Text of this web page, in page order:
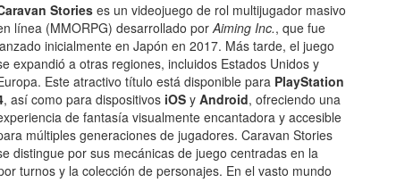
Storieses un videojuego de rol multijugador masivo
línea (MMORPG) desarrollado porAiming Inc., que fue
inicialmente en Japón en 2017. Más tarde, el juego
expandió a otras regiones, incluidos Estados Unidos y
Este atractivo título está disponible para PlayStation
, así como para dispositivos iOS y Android, ofreciendo una
de fantasía visualmente encantadora y accesible
múltiples generaciones de jugadores. Caravan Stories
distingue por sus mecánicas de juego centradas en la
turnos y la colección de personajes. En el vasto mundo